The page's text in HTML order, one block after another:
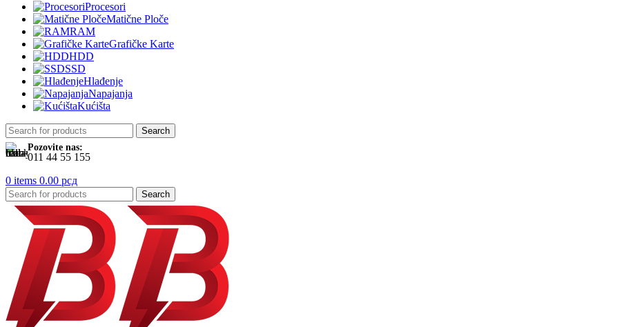
Procesori
Matične Ploče
RAM
Grafičke Karte
HDD
SSD
Hlađenje
Napajanja
Kućišta
Search
Pozovite nas:
011 44 55 155
0 items 0.00 рсд
Search